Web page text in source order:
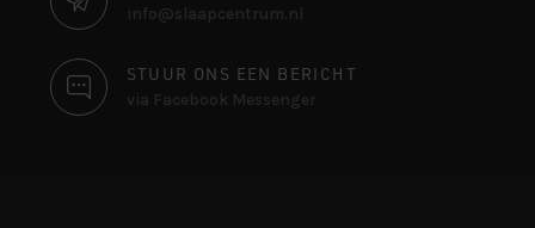
info@slaapcentrum.nl
STUUR ONS EEN BERICHT
via Facebook Messenger